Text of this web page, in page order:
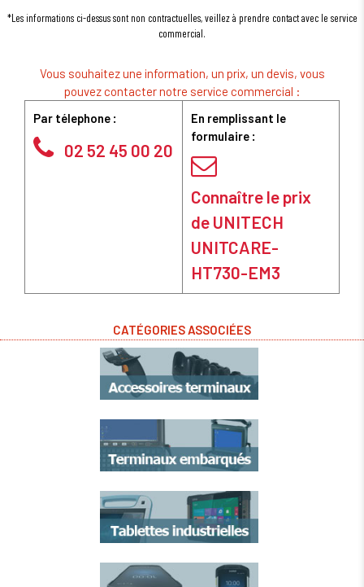
*Les informations ci-dessus sont non contractuelles, veillez à prendre contact avec le service
commercial.
Vous souhaitez une information, un prix, un devis, vous
pouvez contacter notre service commercial :
Par télephone :
02 52 45 00 20
En remplissant le
formulaire :
Connaître le prix
de UNITECH
UNITCARE-
HT730-EM3
CATÉGORIES ASSOCIÉES